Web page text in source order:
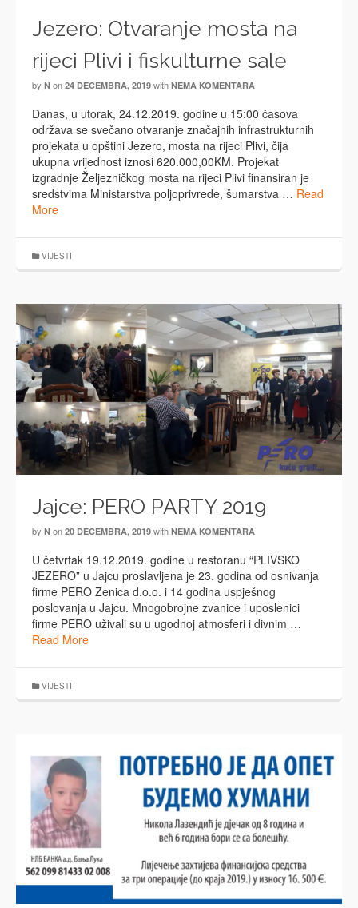
Jezero: Otvaranje mosta na
rijeci Plivi i fiskulturne sale
by N on 24 DECEMBRA, 2019 with NEMA KOMENTARA
Danas, u utorak, 24.12.2019. godine u 15:00 časova
održava se svečano otvaranje značajnih infrastrukturnih
projekata u opštini Jezero, mosta na rijeci Plivi, čija
ukupna vrijednost iznosi 620.000,00KM. Projekat
izgradnje Željezničkog mosta na rijeci Plivi finansiran je
sredstvima Ministarstva poljoprivrede, šumarstva … Read
More
VIJESTI
Jajce: PERO PARTY 2019
by N on 20 DECEMBRA, 2019 with NEMA KOMENTARA
U četvrtak 19.12.2019. godine u restoranu “PLIVSKO
JEZERO” u Jajcu proslavljena je 23. godina od osnivanja
firme PERO Zenica d.o.o. i 14 godina uspješnog
poslovanja u Jajcu. Mnogobrojne zvanice i uposlenici
firme PERO uživali su u ugodnoj atmosferi i divnim …
Read More
VIJESTI